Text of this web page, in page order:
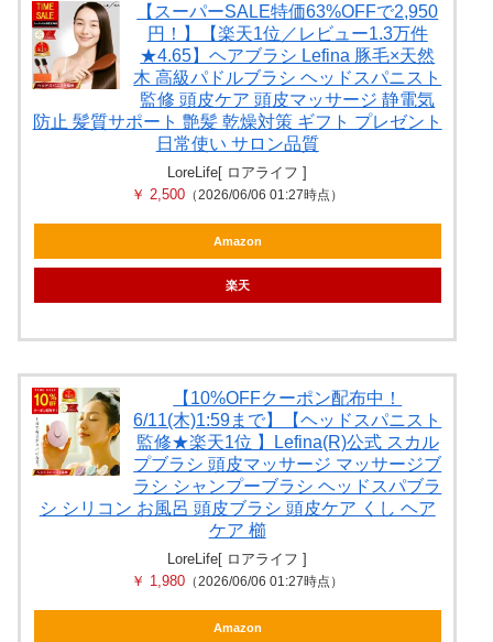
【スーパーSALE特価63%OFFで2,950
円！】【楽天1位／レビュー1.3万件
★4.65】ヘアブラシ Lefina 豚毛×天然
木 高級パドルブラシ ヘッドスパニスト
監修 頭皮ケア 頭皮マッサージ 静電気
防止 髪質サポート 艶髪 乾燥対策 ギフト プレゼント
日常使い サロン品質
LoreLife[ ロアライフ ]
￥ 2,500 （2026/06/06 01:27時点）
Amazon
楽天
【10%OFFクーポン配布中！
6/11(木)1:59まで】【ヘッドスパニスト
監修★楽天1位 】Lefina(R)公式 スカル
プブラシ 頭皮マッサージ マッサージブ
ラシ シャンプーブラシ ヘッドスパブラ
シ シリコン お風呂 頭皮ブラシ 頭皮ケア くし ヘア
ケア 櫛
LoreLife[ ロアライフ ]
￥ 1,980 （2026/06/06 01:27時点）
Amazon